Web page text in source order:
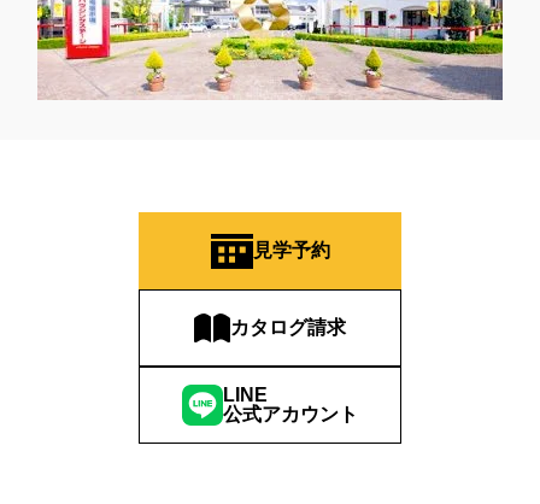
見学予約
カタログ請求
LINE
公式アカウント